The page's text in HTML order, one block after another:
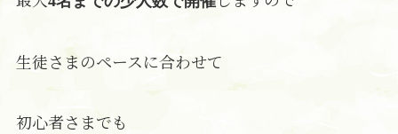
生徒さまのペースに合わせて
初心者さまでも